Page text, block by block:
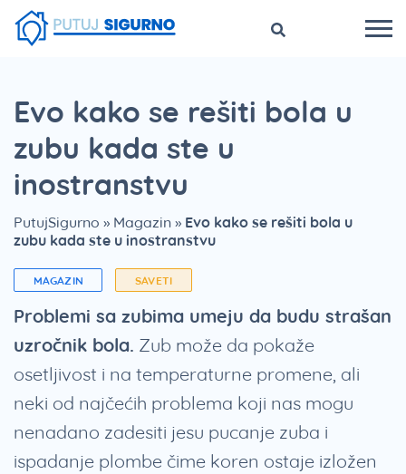
Evo kako se rešiti bola u
zubu kada ste u
inostranstvu
PutujSigurno » Magazin » Evo kako se rešiti bola u
zubu kada ste u inostranstvu
MAGAZIN SAVETI
Problemi sa zubima umeju da budu strašan
uzročnik bola. Zub može da pokaže
osetljivost i na temperaturne promene, ali
neki od najčećih problema koji nas mogu
nenadano zadesiti jesu pucanje zuba i
ispadanje plombe čime koren ostaje izložen